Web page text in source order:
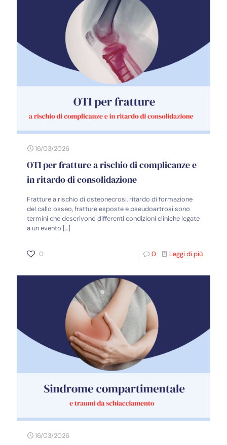
16/03/2026
OTI per fratture a rischio di complicanze e
in ritardo di consolidazione
Fratture a rischio di osteonecrosi, ritardo di formazione
del callo osseo, fratture esposte e pseudoartrosi sono
termini che descrivono differenti condizioni cliniche legate
a un evento […]
0 0 Leggi di più
16/03/2026